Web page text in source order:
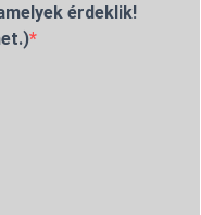
érdeklik!